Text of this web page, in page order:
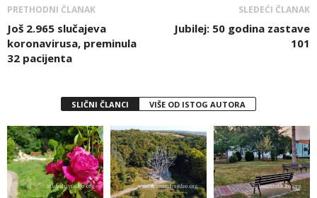
PRETHODNI ČLANAK
Još 2.965 slučajeva
koronavirusa, preminula
32 pacijenta
SLEDEĆI ČLANAK
Jubilej: 50 godina zastave
101
SLIČNI ČLANCI VIŠE OD ISTOG AUTORA